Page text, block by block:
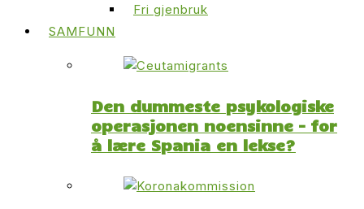
Fri gjenbruk
SAMFUNN
Den dummeste psykologiske
operasjonen noensinne – for
å lære Spania en lekse?